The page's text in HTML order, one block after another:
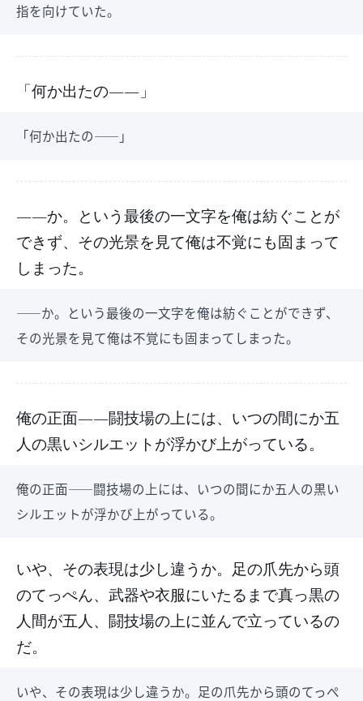
指を向けていた。
「何か出たの――」
「何か出たの――」
――か。という最後の一文字を俺は紡ぐことが
できず、その光景を見て俺は不覚にも固まって
しまった。
――か。という最後の一文字を俺は紡ぐことができず、
その光景を見て俺は不覚にも固まってしまった。
俺の正面――闘技場の上には、いつの間にか五
人の黒いシルエットが浮かび上がっている。
俺の正面――闘技場の上には、いつの間にか五人の黒い
シルエットが浮かび上がっている。
いや、その表現は少し違うか。足の爪先から頭
のてっぺん、武器や衣服にいたるまで真っ黒の
人間が五人、闘技場の上に並んで立っているの
だ。
いや、その表現は少し違うか。足の爪先から頭のてっぺ